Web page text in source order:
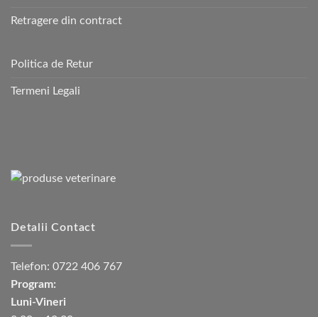
Retragere din contract
Politica de Retur
Termeni Legali
Detalii Contact
Telefon: 0722 406 767
Program:
Luni-Vineri